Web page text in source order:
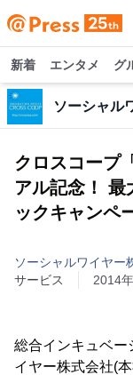
新着 エンタメ グ
ソーシャル
クロスコープ
アル記念！ 最
ックキャンペ
ソーシャルワイヤー
サービス
2014
総合インキュベー
イヤー株式会社(